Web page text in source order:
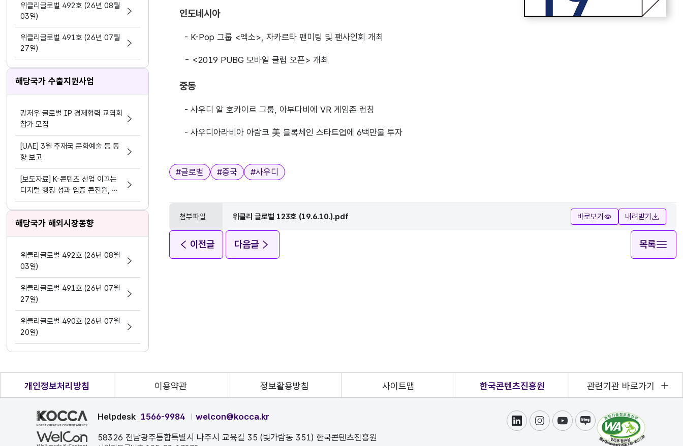
위클리글로벌 492호 (26년 08월
03일)
위클리글로벌 491호 (26년 07월
27일)
해당국가 수출지원사업
광저우 글로벌 IP 경제협력 교역회
참가 모집
[UAE] 3월 주재국 문화예술 등 동
향 보고
[보도자료] K-콘텐츠 산업 이끄는
디지털 행정 성과 입증 콘진원, 정
보화⋅데이터 분야 평가 3관왕 달성
해당국가 해외시장동향
위클리글로벌 492호 (26년 08월
03일)
위클리글로벌 491호 (26년 07월
27일)
위클리글로벌 490호 (26년 07월
20일)
인도네시아
- K-Pop 그룹 <엑소>, 자카르타 팬미팅 및 팬사인회 개최
- <2019 PUBG 모바일 클럽 오픈> 개최
중동
- 사우디 알 호카이르 그룹, 아부다비에 VR 게임존 런칭
- 사우디아라비아 아람코 美 블록체인 스타트업에 6백만불 투자
태그
#글로벌 #중국 #사우디
첨부파일 위클리 글로벌 123호 (19.6.10.).pdf 바로보기 내려받기
이전글 다음글 목록
개인정보처리방침 이용약관 정보활용방침 사이트맵 한국콘텐츠진흥원 관련기관 바로가기
Helpdesk 1566-9984 welcon@kocca.kr
58326 전남광주통합특별시 나주시 교육길 35 (빛가람동 351) 한국콘텐츠진흥원
링크드인인스타그램
유튜브블로그